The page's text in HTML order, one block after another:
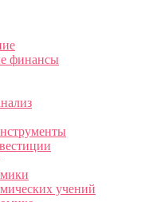
финансы
учений